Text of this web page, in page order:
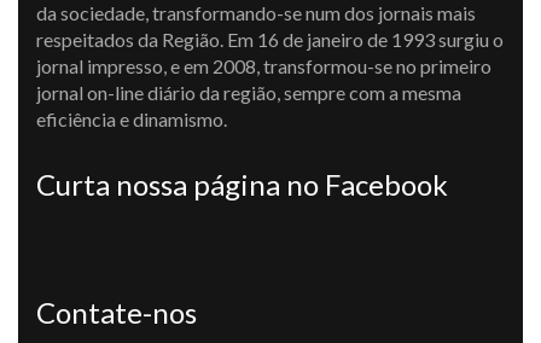
da sociedade, transformando-se num dos jornais mais
respeitados da Região. Em 16 de janeiro de 1993 surgiu o
jornal impresso, e em 2008, transformou-se no primeiro
jornal on-line diário da região, sempre com a mesma
eficiência e dinamismo.
Curta nossa página no Facebook
Contate-nos